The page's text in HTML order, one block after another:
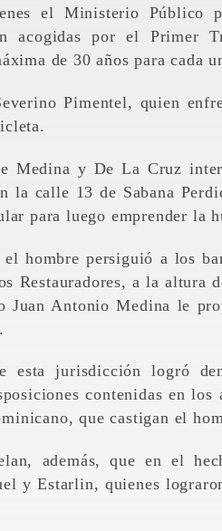
el Ministerio Público
acogidas por el Primer
de 30 años para cada
Pimentel, quien
Medina y De La Cruz
la calle 13 de Sabana
para luego emprender la
hombre persiguió a los
Restauradores, a la altura
Juan Antonio Medina le
esta jurisdicción logró
contenidas en
que castigan el
además, que en el
y Estarlin, quienes